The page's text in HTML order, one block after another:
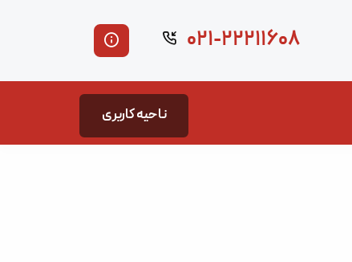
۰۲۱-۲۲۲۱۱۶۰۸
ناحیه کاربری